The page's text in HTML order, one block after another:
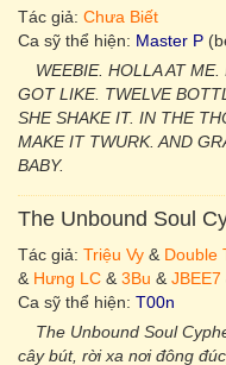
Tác giả: Chưa Biết
Ca sỹ thể hiện: Master P
WEEBIE. HOLLA AT
GOT LIKE. TWELVE
SHE SHAKE IT. IN THE
MAKE IT TWURK. AND
BABY.
The Unbound Soul
Tác giả: Triệu Vy & Double
& Hưng LC & 3Bu & JBEE7
Ca sỹ thể hiện: T00n
The Unbound Soul
cây bút, rời xa nơi đông